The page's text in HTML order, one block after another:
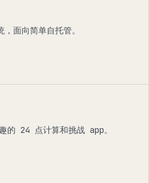
面向简单自托管。
的 24 点计算和挑战 app。